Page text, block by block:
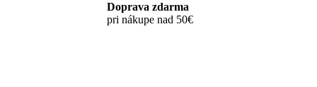
Doprava zdarma
pri nákupe nad 50€